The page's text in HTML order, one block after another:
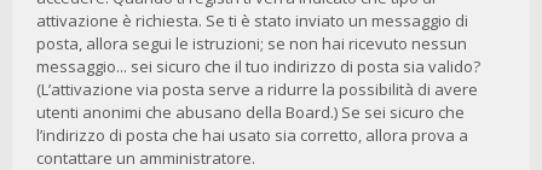
attivazione è richiesta. Se ti è stato inviato un messaggio di
posta, allora segui le istruzioni; se non hai ricevuto nessun
messaggio... sei sicuro che il tuo indirizzo di posta sia valido?
(L’attivazione via posta serve a ridurre la possibilità di avere
utenti anonimi che abusano della Board.) Se sei sicuro che
l’indirizzo di posta che hai usato sia corretto, allora prova a
contattare un amministratore.